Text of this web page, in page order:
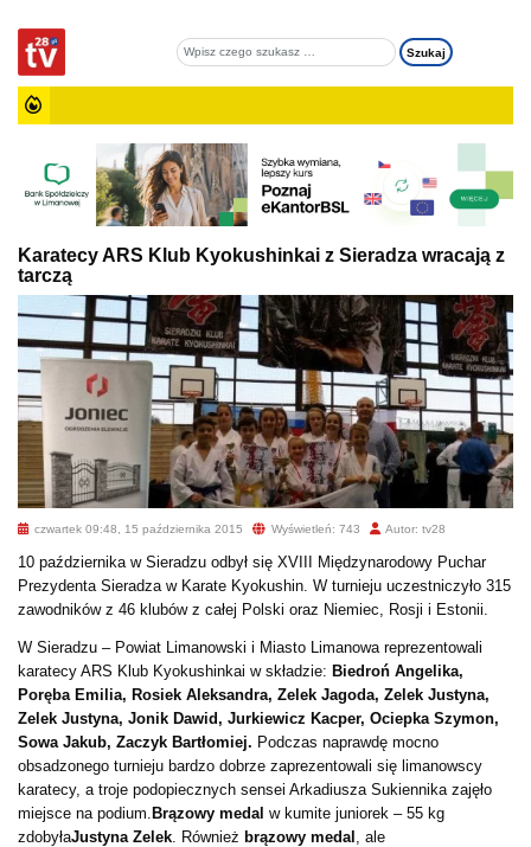
Karatecy ARS Klub Kyokushinkai z Sieradza wracają z
tarczą
czwartek 09:48, 15 października 2015 Wyświetleń: 743 Autor: tv28
10 października w Sieradzu odbył się XVIII Międzynarodowy Puchar
Prezydenta Sieradza w Karate Kyokushin. W turnieju uczestniczyło 315
zawodników z 46 klubów z całej Polski oraz Niemiec, Rosji i Estonii.
W Sieradzu – Powiat Limanowski i Miasto Limanowa reprezentowali
karatecy ARS Klub Kyokushinkai w składzie: Biedroń Angelika,
Poręba Emilia, Rosiek Aleksandra, Zelek Jagoda, Zelek Justyna,
Zelek Justyna, Jonik Dawid, Jurkiewicz Kacper, Ociepka Szymon,
Sowa Jakub, Zaczyk Bartłomiej. Podczas naprawdę mocno
obsadzonego turnieju bardzo dobrze zaprezentowali się limanowscy
karatecy, a troje podopiecznych sensei Arkadiusza Sukiennika zajęło
miejsce na podium. Brązowy medal w kumite juniorek – 55 kg
zdobyłaJustyna Zelek . Również brązowy medal , ale